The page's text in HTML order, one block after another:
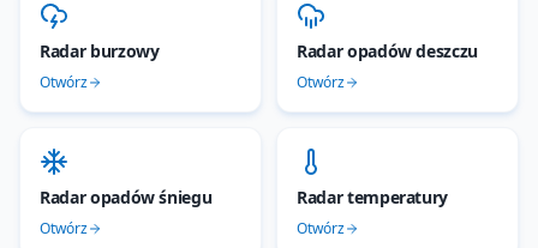
Radar burzowy
Otwórz
Radar opadów deszczu
Otwórz
Radar opadów śniegu
Otwórz
Radar temperatury
Otwórz